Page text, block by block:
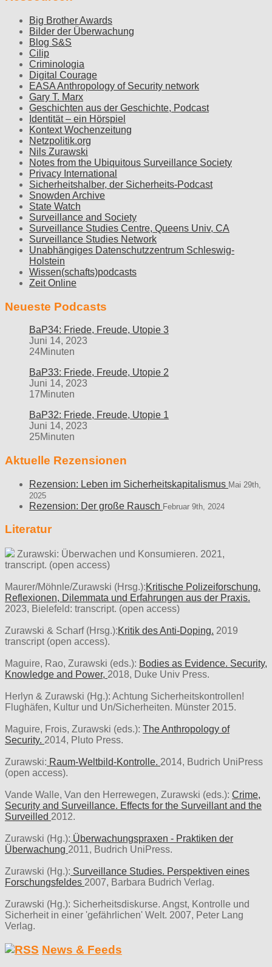
Big Brother Awards
Bilder der Überwachung
Blog S&S
Cilip
Criminologia
Digital Courage
EASA Anthropology of Security network
Gary T. Marx
Geschichten aus der Geschichte, Podcast
Identität – ein Hörspiel
Kontext Wochenzeitung
Netzpolitik.org
Nils Zurawski
Notes from the Ubiquitous Surveillance Society
Privacy International
Sicherheitshalber, der Sicherheits-Podcast
Snowden Archive
State Watch
Surveillance and Society
Surveillance Studies Centre, Queens Univ, CA
Surveillance Studies Network
Unabhängiges Datenschutzzentrum Schleswig-
Holstein
Wissen(schafts)podcasts
Zeit Online
Neueste Podcasts
BaP34: Friede, Freude, Utopie 3
Juni 14, 2023
24Minuten
BaP33: Friede, Freude, Utopie 2
Juni 14, 2023
17Minuten
BaP32: Friede, Freude, Utopie 1
Juni 14, 2023
25Minuten
Aktuelle Rezensionen
Rezension: Leben im Sicherheitskapitalismus Mai 29th,
2025
Rezension: Der große Rausch Februar 9th, 2024
Literatur
Zurawski: Überwachen und Konsumieren. 2021,
transcript. (open access)
Maurer/Möhnle/Zurawski (Hrsg.):Kritische Polizeiforschung.
Reflexionen, Dilemmata und Erfahrungen aus der Praxis.
2023, Bielefeld: transcript. (open access)
Zurawski & Scharf (Hrsg.):Kritik des Anti-Doping. 2019
transcript (open access).
Maguire, Rao, Zurawski (eds.): Bodies as Evidence. Security,
Knowledge and Power, 2018, Duke Univ Press.
Herlyn & Zurawski (Hg.): Achtung Sicherheitskontrollen!
Flughäfen, Kultur und Un/Sicherheiten. Münster 2015.
Maguire, Frois, Zurawski (eds.): The Anthropology of
Security. 2014, Pluto Press.
Zurawski: Raum-Weltbild-Kontrolle. 2014, Budrich UniPress
(open access).
Vande Walle, Van den Herrewegen, Zurawski (eds.): Crime,
Security and Surveillance. Effects for the Surveillant and the
Surveilled 2012.
Zurawski (Hg.): Überwachungspraxen - Praktiken der
Überwachung 2011, Budrich UniPress.
Zurawski (Hg.): Surveillance Studies. Perspektiven eines
Forschungsfeldes 2007, Barbara Budrich Verlag.
Zurawski (Hg.): Sicherheitsdiskurse. Angst, Kontrolle und
Sicherheit in einer 'gefährlichen' Welt. 2007, Peter Lang
Verlag.
News & Feeds